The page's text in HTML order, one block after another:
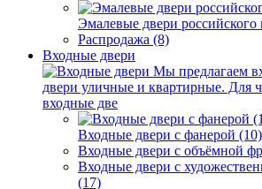
Эмалевые двери российского
Распродажа (8)
Входные двери
Мы предлагаем
двери уличные и квартирные. Для
входные две
Входные двери с фанерой (10)
Входные двери с объёмной
Входные двери с
(17)